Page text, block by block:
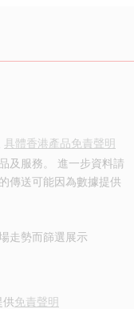
具體香港產品免責聲明
及服務。 進一步資料請
傳送可能因為數據提供
走勢而篩選展示
供免責聲明